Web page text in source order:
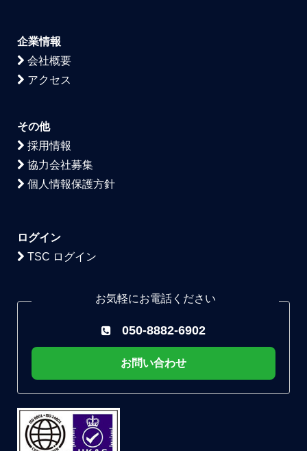
企業情報
会社概要
アクセス
その他
採用情報
協力会社募集
個人情報保護方針
ログイン
TSC ログイン
お気軽にお電話ください
050-8882-6902
お問い合わせ